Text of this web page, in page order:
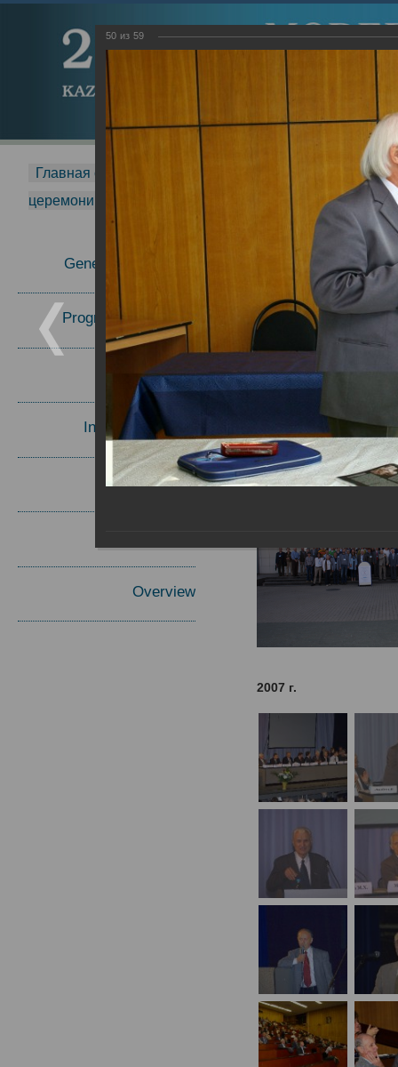
Главная страница MDMR
Международная
церемонии вручения премии Zavoisky Award - 2007 г.
General Information
Program Committee
Topics
Invited Speakers
Materials
Overview
Report
2007 г.
50 из 59